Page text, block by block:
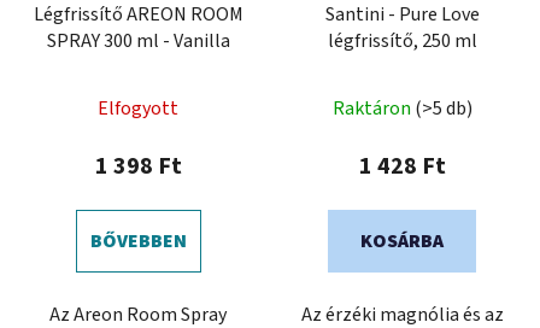
Légfrissítő AREON ROOM
SPRAY 300 ml - Vanilla
Elfogyott
1 398 Ft
BŐVEBBEN
Az Areon Room Spray
Santini - Pure Love
légfrissítő, 250 ml
Raktáron (>5 db)
1 428 Ft
KOSÁRBA
Az érzéki magnólia és az